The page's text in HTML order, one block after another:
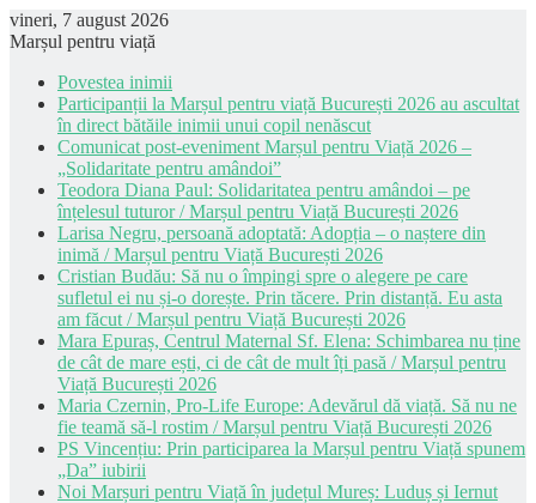
vineri, 7 august 2026
Marșul pentru viață
Povestea inimii
Participanții la Marșul pentru viață București 2026 au ascultat
în direct bătăile inimii unui copil nenăscut
Comunicat post-eveniment Marșul pentru Viață 2026 –
„Solidaritate pentru amândoi”
Teodora Diana Paul: Solidaritatea pentru amândoi – pe
înțelesul tuturor / Marșul pentru Viață București 2026
Larisa Negru, persoană adoptată: Adopția – o naștere din
inimă / Marșul pentru Viață București 2026
Cristian Budău: Să nu o împingi spre o alegere pe care
sufletul ei nu și-o dorește. Prin tăcere. Prin distanță. Eu asta
am făcut / Marșul pentru Viață București 2026
Mara Epuraș, Centrul Maternal Sf. Elena: Schimbarea nu ține
de cât de mare ești, ci de cât de mult îți pasă / Marșul pentru
Viață București 2026
Maria Czernin, Pro-Life Europe: Adevărul dă viață. Să nu ne
fie teamă să-l rostim / Marșul pentru Viață București 2026
PS Vincențiu: Prin participarea la Marșul pentru Viață spunem
„Da” iubirii
Noi Marșuri pentru Viață în județul Mureș: Luduș și Iernut